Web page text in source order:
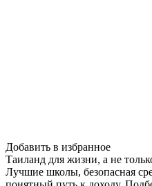
Добавить в избранное
Таиланд для жизни, а не
Лучшие школы, безопасная